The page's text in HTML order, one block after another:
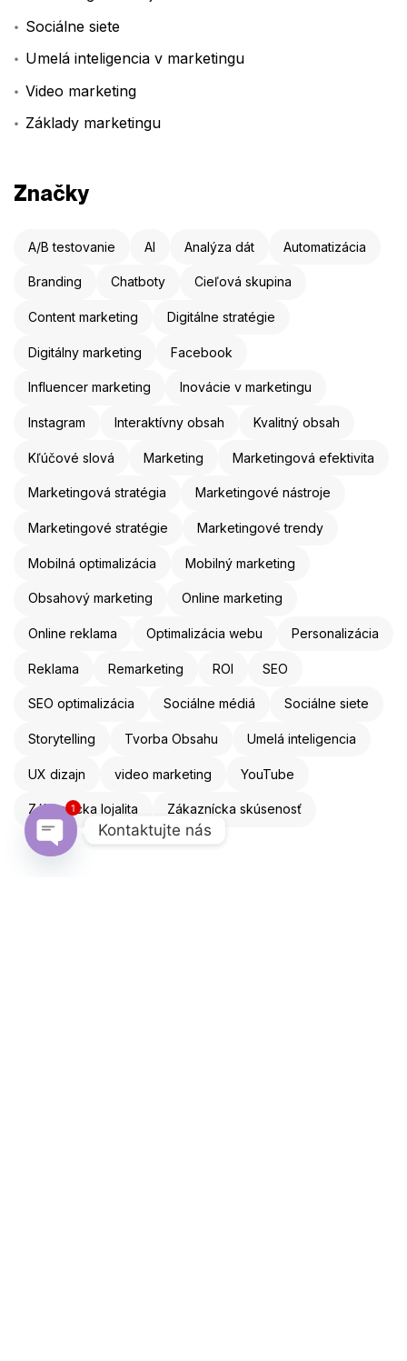
Sociálne siete
Umelá inteligencia v marketingu
Video marketing
Základy marketingu
Značky
A/B testovanie AI Analýza dát Automatizácia
Branding Chatboty Cieľová skupina
Content marketing Digitálne stratégie
Digitálny marketing Facebook
Influencer marketing Inovácie v marketingu
Instagram Interaktívny obsah Kvalitný obsah
Kľúčové slová Marketing Marketingová efektivita
Marketingová stratégia Marketingové nástroje
Marketingové stratégie Marketingové trendy
Mobilná optimalizácia Mobilný marketing
Obsahový marketing Online marketing
Online reklama Optimalizácia webu Personalizácia
Reklama Remarketing ROI SEO
SEO optimalizácia Sociálne médiá Sociálne siete
Storytelling Tvorba Obsahu Umelá inteligencia
UX dizajn video marketing YouTube
Zákaznícka lojalita Zákaznícka skúsenosť
Kontaktujte nás
1